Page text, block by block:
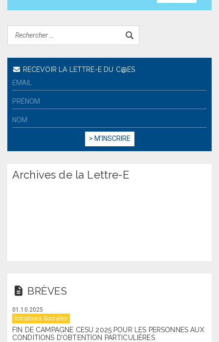
RECEVOIR LA LETTRE-E DU C@ES
Archives de la Lettre-E
BRÈVES
01.10.2025
Initiatives Sociales
FIN DE CAMPAGNE CESU 2025 POUR LES PERSONNES AUX
CONDITIONS D’OBTENTION PARTICULIÈRES